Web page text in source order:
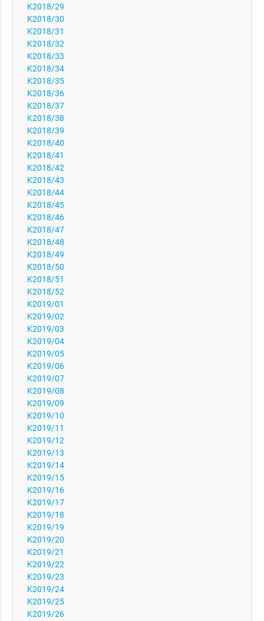
K2018/29
K2018/30
K2018/31
K2018/32
K2018/33
K2018/34
K2018/35
K2018/36
K2018/37
K2018/38
K2018/39
K2018/40
K2018/41
K2018/42
K2018/43
K2018/44
K2018/45
K2018/46
K2018/47
K2018/48
K2018/49
K2018/50
K2018/51
K2018/52
K2019/01
K2019/02
K2019/03
K2019/04
K2019/05
K2019/06
K2019/07
K2019/08
K2019/09
K2019/10
K2019/11
K2019/12
K2019/13
K2019/14
K2019/15
K2019/16
K2019/17
K2019/18
K2019/19
K2019/20
K2019/21
K2019/22
K2019/23
K2019/24
K2019/25
K2019/26